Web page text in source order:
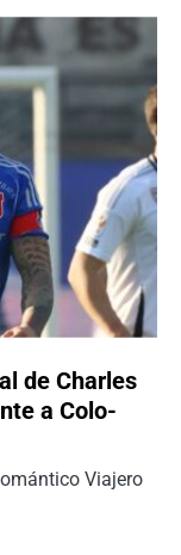
de Charles
a Colo-
Viajero